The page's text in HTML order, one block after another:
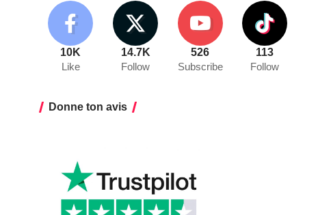
10K
Like
14.7K
Follow
526
Subscribe
113
Follow
Donne ton avis